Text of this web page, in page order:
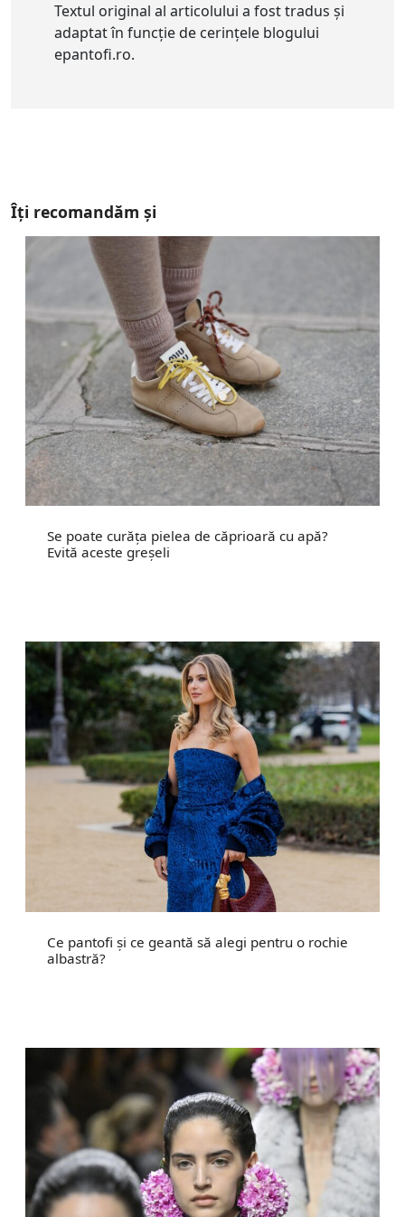
Textul original al articolului a fost tradus și
adaptat în funcție de cerințele blogului
epantofi.ro.
Îți recomandăm și
Se poate curăța pielea de căprioară cu apă?
Evită aceste greșeli
Ce pantofi și ce geantă să alegi pentru o rochie
albastră?